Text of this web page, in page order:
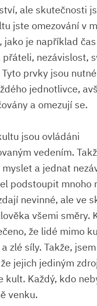
ale skutečnosti
jste omezování v
jako je například
přáteli, nezávislost,
prvky jsou
jednotlivce,
a omezují se.
jsou ovládáni
vedením.
myslet a jednat
podstoupit mnoho
nevinné, ale ve
všemi směry.
že lidé mimo
zlé síly. Takže,
jejich jediným
kult. Každý, kdo
venku.